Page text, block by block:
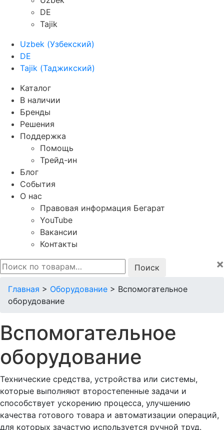
DE
Tajik
Uzbek (Узбекский)
DE
Tajik (Таджикский)
Каталог
В наличии
Бренды
Решения
Поддержка
Помощь
Трейд-ин
Блог
События
О нас
Правовая информация Бегарат
YouTube
Вакансии
Контакты
Искать:
×
Главная > Оборудование > Вспомогательное
оборудование
Вспомогательное
оборудование
Технические средства, устройства или системы,
которые выполняют второстепенные задачи и
способствует ускорению процесса, улучшению
качества готового товара и автоматизации операций,
для которых зачастую используется ручной труд.